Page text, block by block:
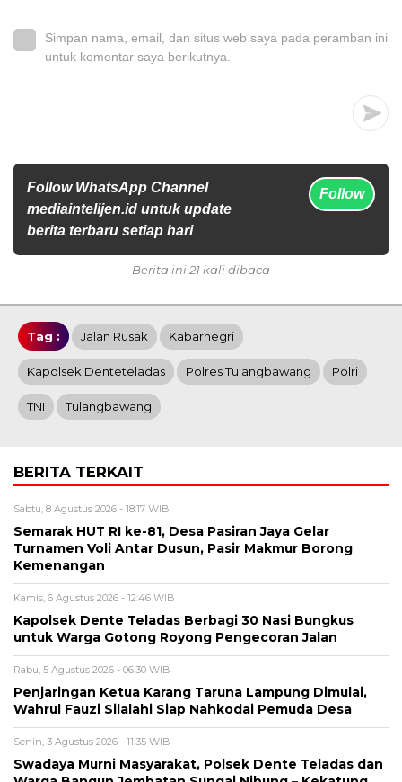
Simpan nama, email, dan situs web saya pada peramban ini
untuk komentar saya berikutnya.
Follow WhatsApp Channel
mediaintelijen.id untuk update
berita terbaru setiap hari
Follow
Berita ini 21 kali dibaca
Tag : Jalan Rusak Kabarnegri
Kapolsek Denteteladas Polres Tulangbawang Polri
TNI Tulangbawang
BERITA TERKAIT
Sabtu, 8 Agustus 2026 - 18:17 WIB
Semarak HUT RI ke-81, Desa Pasiran Jaya Gelar
Turnamen Voli Antar Dusun, Pasir Makmur Borong
Kemenangan
Kamis, 6 Agustus 2026 - 12:46 WIB
Kapolsek Dente Teladas Berbagi 30 Nasi Bungkus
untuk Warga Gotong Royong Pengecoran Jalan
Rabu, 5 Agustus 2026 - 06:30 WIB
Penjaringan Ketua Karang Taruna Lampung Dimulai,
Wahrul Fauzi Silalahi Siap Nahkodai Pemuda Desa
Senin, 3 Agustus 2026 - 11:35 WIB
Swadaya Murni Masyarakat, Polsek Dente Teladas dan